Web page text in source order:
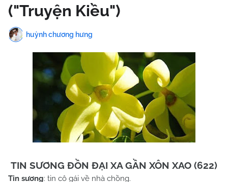
("Truyện Kiều")
huỳnh chương hưng
TIN SƯƠNG ĐỒN ĐẠI XA GẦN XÔN XAO (622)
Tin sương: tin cô gái về nhà chồng.